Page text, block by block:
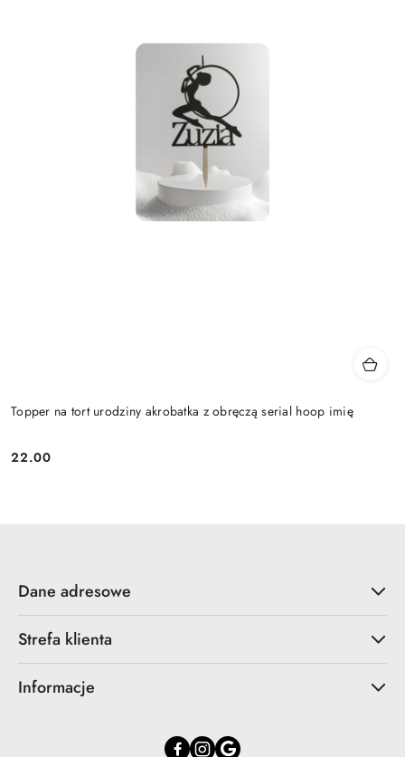
Topper na tort urodziny akrobatka z obręczą serial hoop imię
Cena:
22.00
Dane adresowe
Strefa klienta
Informacje